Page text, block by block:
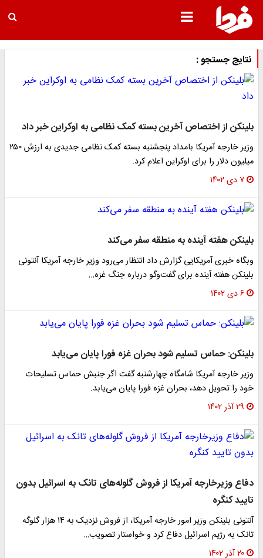
نتایج جستجو :
از اختصاص آخرین بسته کمک نظامی به اوکراین خبر داد
وزیر خارجه آمریکا بامداد پنجشنبه بسته کمک نظامی جدیدی به ارزش ۲۵۰
دلار را برای اوکراین اعلام کرد.
۷ دی ۱۴۰۲
هفته آینده به منطقه سفر می‌کند
خبری آمریکایی گزارش داد انتظار می‌رود وزیر خارجه آمریکا آنتونی
هفته آینده برای گفت‌وگو درباره جنگ غزه…
۶ دی ۱۴۰۲
حماس تسلیم شود بحران غزه فورا پایان می‌یابد
خارجه آمریکا شامگاه چهارشنبه گفت اگر جنبش حماس تسلیحات
را تحویل دهد، بحران غزه فورا پایان می‌یابد.
۲۹ آذر ۱۴۰۲
وزیرخارجه آمریکا از فروش گلوله‌های تانک به اسرائیل بدون
کنگره
آنتونی بلینکن وزیر امور خارجه آمریکا، از فروش نزدیک به ۱۴ هزار گلوگه
به رژیم اسرائیل دفاع کرد و خواستار تصویب…
۲۰ آذر ۱۴۰۲